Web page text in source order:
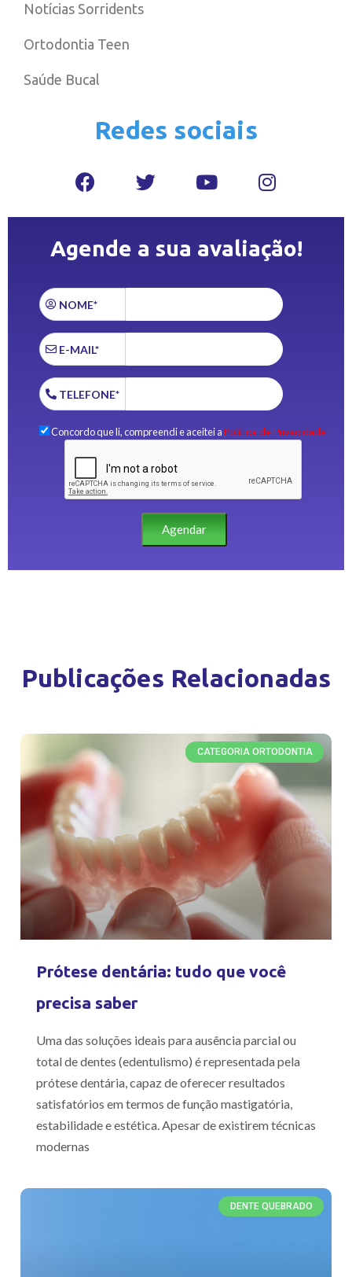
Notícias Sorridents
Ortodontia Teen
Saúde Bucal
Redes sociais
Agende a sua avaliação!
NOME*
E-MAIL*
TELEFONE*
Concordo que li, compreendi e aceitei a Política de Privacidade.
Agendar
Publicações Relacionadas
CATEGORIA ORTODONTIA
Prótese dentária: tudo que você
precisa saber
Uma das soluções ideais para ausência parcial ou
total de dentes (edentulismo) é representada pela
prótese dentária, capaz de oferecer resultados
satisfatórios em termos de função mastigatória,
estabilidade e estética. Apesar de existirem técnicas
modernas
DENTE QUEBRADO